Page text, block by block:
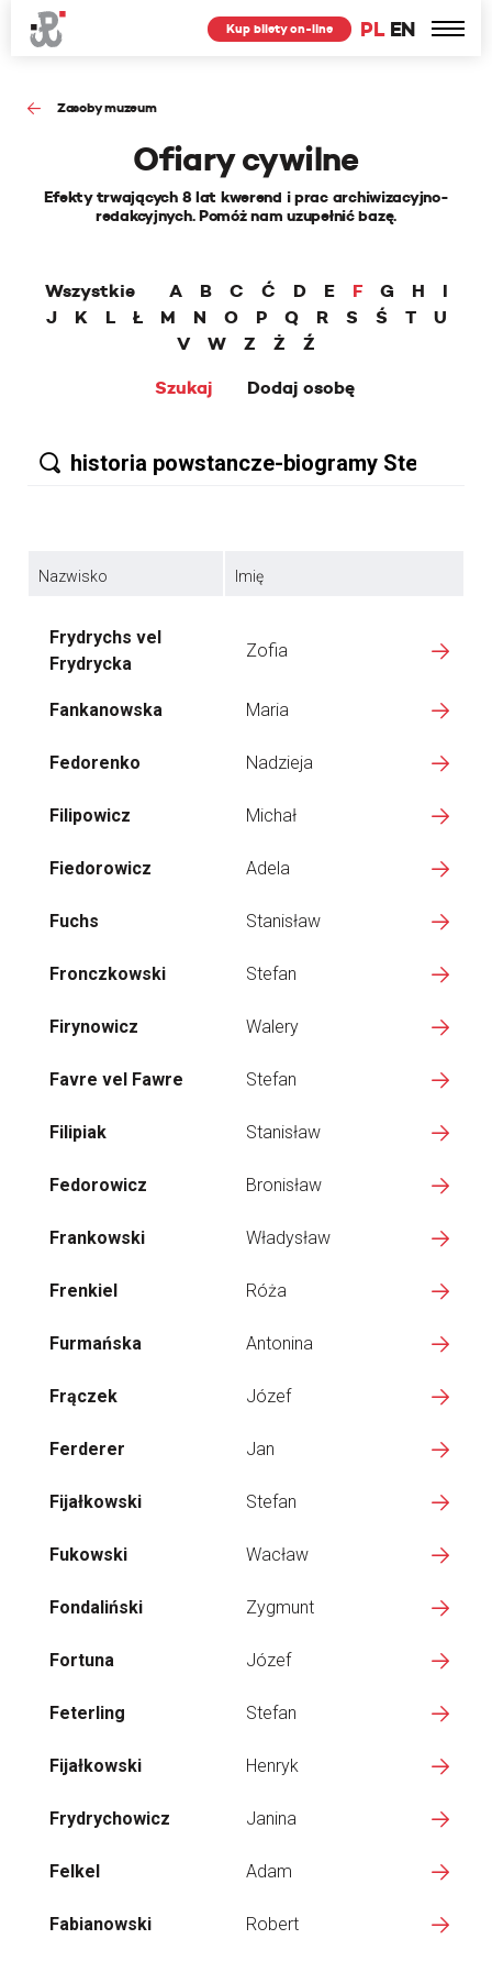
PL EN
Kup bilety on-line
Zasoby muzeum
Ofiary cywilne
Efekty trwających 8 lat kwerend i prac archiwizacyjno-
redakcyjnych. Pomóż nam uzupełnić bazę.
Wszystkie A B C Ć D E F G H
I
J
K L Ł M N O P Q R S Ś T
U
V
W Z Ż
Ź
Szukaj
Dodaj osobę
Nazwisko Imię
Frydrychs vel
Frydrycka
Zofia
Fankanowska Maria
Fedorenko Nadzieja
Filipowicz Michał
Fiedorowicz Adela
Fuchs Stanisław
Fronczkowski Stefan
Firynowicz Walery
Favre vel Fawre Stefan
Filipiak Stanisław
Fedorowicz Bronisław
Frankowski Władysław
Frenkiel Róża
Furmańska Antonina
Frączek Józef
Ferderer Jan
Fijałkowski Stefan
Fukowski Wacław
Fondaliński Zygmunt
Fortuna Józef
Feterling Stefan
Fijałkowski Henryk
Frydrychowicz Janina
Felkel Adam
Fabianowski Robert